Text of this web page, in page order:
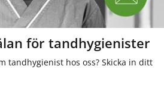
för tandhygienister
tandhygienist hos oss? Skicka in ditt